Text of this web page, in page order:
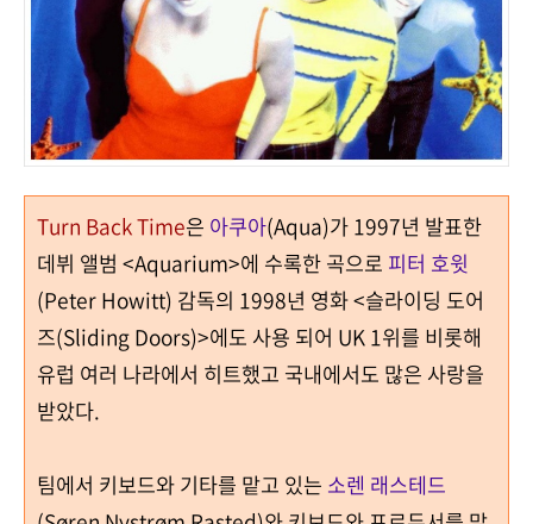
Turn Back Time은 아쿠아(Aqua)가1997년 발표한
데뷔 앨범 <Aquarium>에 수록한 곡으로 피터 호윗
(Peter Howitt) 감독의 1998년 영화<슬라이딩 도어
즈(Sliding Doors)>에도 사용 되어 UK1위를 비롯해
유럽 여러 나라에서 히트했고 국내에서도 많은 사랑을
받았다.
팀에서 키보드와 기타를 맡고 있는 소렌 래스테드